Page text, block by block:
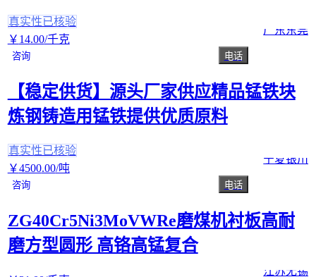
真实性已核验
￥ 14.00/千克
广东东莞
咨询 电话
【稳定供货】源头厂家供应精品锰铁块
炼钢铸造用锰铁提供优质原料
真实性已核验
￥4500.00/吨
宁夏银川
咨询 电话
ZG40Cr5Ni3MoVWRe磨煤机衬板高耐
磨方型圆形 高铬高锰复合
江苏无锡